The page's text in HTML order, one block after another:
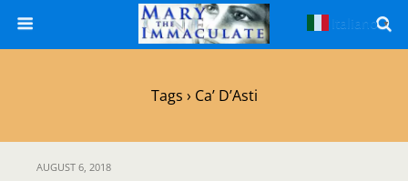
Tags › Ca’ D’Asti
AUGUST 6, 2018
Italiano ▼